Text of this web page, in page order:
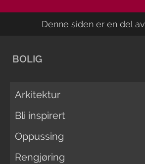
Denne siden er en del av
BOLIG
Arkitektur
Bli inspirert
Oppussing
Rengjøring